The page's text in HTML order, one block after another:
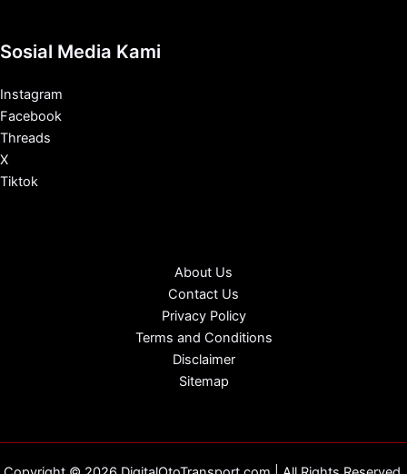
Sosial Media Kami
Instagram
Facebook
Threads
X
Tiktok
About Us
Contact Us
Privacy Policy
Terms and Conditions
Disclaimer
Sitemap